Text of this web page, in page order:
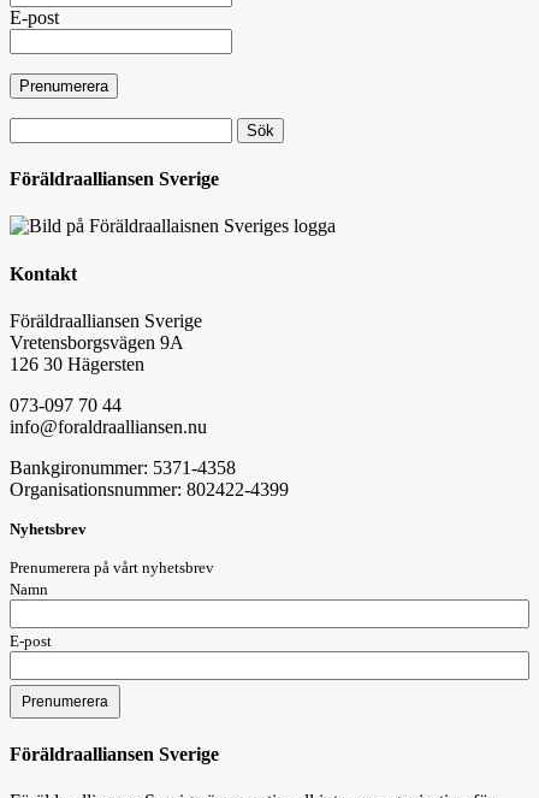
E-post
efter:
Föräldraalliansen Sverige
Kontakt
Föräldraalliansen Sverige
Vretensborgsvägen 9A
126 30 Hägersten
073-097 70 44
info@foraldraalliansen.nu
Bankgironummer: 5371-4358
Organisationsnummer: 802422-4399
Nyhetsbrev
Prenumerera på vårt nyhetsbrev
Namn
E-post
Föräldraalliansen Sverige